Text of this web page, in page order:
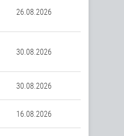
26.08.2026
30.08.2026
30.08.2026
16.08.2026